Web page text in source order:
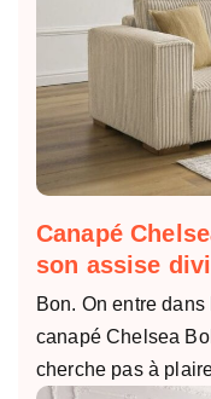
Canapé
son assise
Bon. On entre
canapé Chelsea
cherche pas à